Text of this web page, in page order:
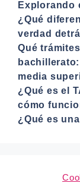
Explorando
¿Qué
verdad
Qué
media
¿Qué es el
cómo
¿Qué es